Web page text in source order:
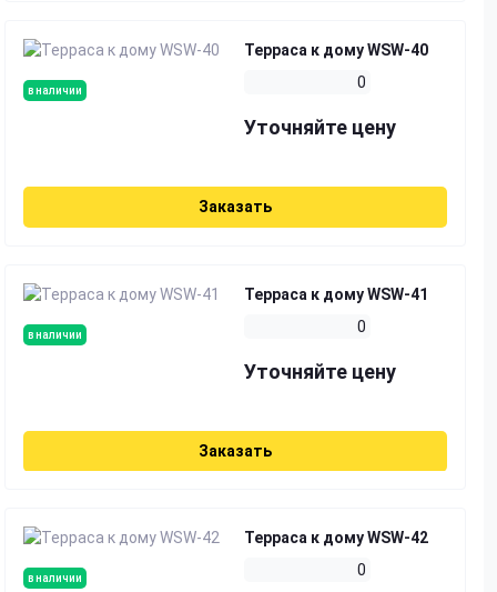
в наличии
Терраса к дому WSW-40
0
Уточняйте цену
Заказать
в наличии
Терраса к дому WSW-41
0
Уточняйте цену
Заказать
в наличии
Терраса к дому WSW-42
0